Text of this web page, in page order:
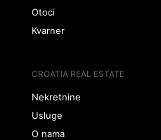
Otoci
Kvarner
CROATIA REAL ESTATE
Nekretnine
Usluge
O nama